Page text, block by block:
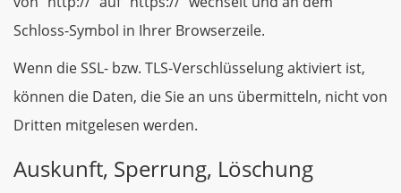
Schloss-Symbol in Ihrer Browserzeile.
Wenn die SSL- bzw. TLS-Verschlüsselung aktiviert ist,
können die Daten, die Sie an uns übermitteln, nicht von
Dritten mitgelesen werden.
Auskunft, Sperrung, Löschung